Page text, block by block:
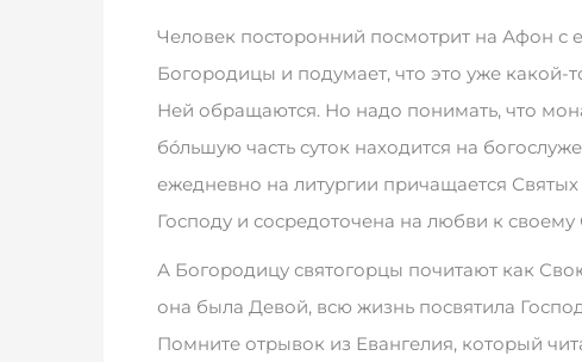
Человек посторонний посмотрит на Афон с
Богородицы и подумает, что это уже какой-
Ней обращаются. Но надо понимать, что
бóльшую часть суток находится на
ежедневно на литургии причащается
Господу и сосредоточена на любви к своему
А Богородицу святогорцы почитают как
она была Девой, всю жизнь посвятила
Помните отрывок из Евангелия, который